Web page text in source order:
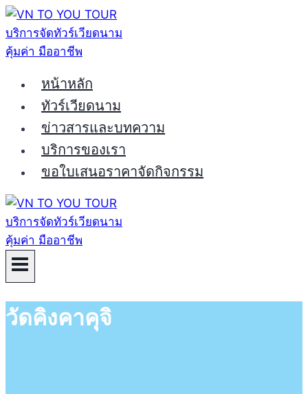
Skip
to
content
หน้าหลัก
ทัวร์เวียดนาม
ข่าวสารและบทความ
บริการของเรา
ขอใบเสนอราคาจัดกิจกรรม
วัดคิงคาคุจิ